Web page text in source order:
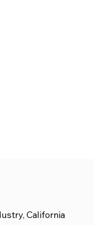
California